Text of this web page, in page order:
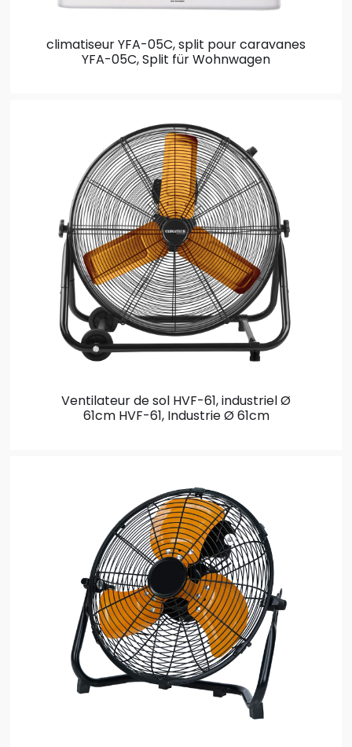
climatiseur YFA-05C, split pour caravanes
YFA-05C, Split für Wohnwagen
Ventilateur de sol HVF-61, industriel Ø
61cm HVF-61, Industrie Ø 61cm